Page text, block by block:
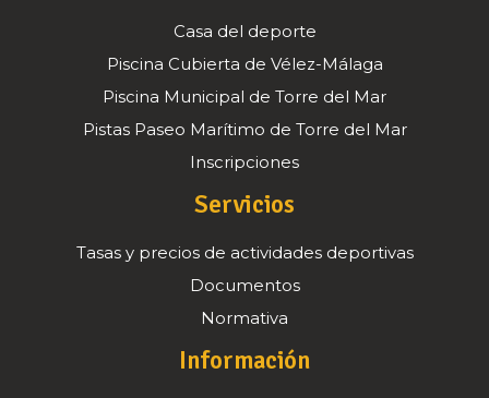
Casa del deporte
Piscina Cubierta de Vélez-Málaga
Piscina Municipal de Torre del Mar
Pistas Paseo Marítimo de Torre del Mar
Inscripciones
Servicios
Tasas y precios de actividades deportivas
Documentos
Normativa
Información